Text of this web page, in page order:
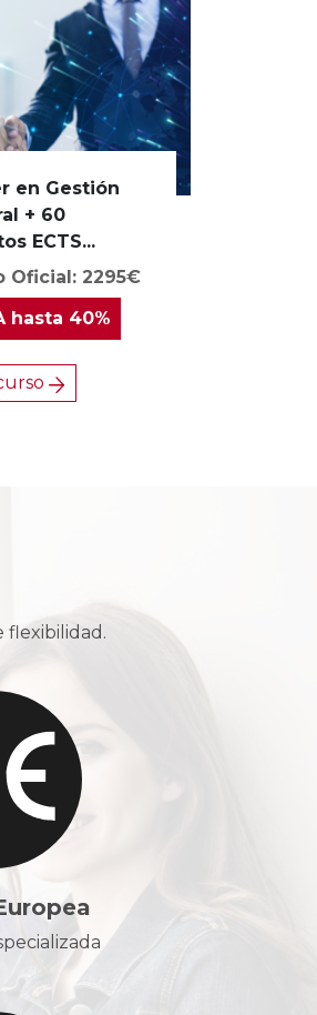
en Gestión
+ 60
ECTS...
Oficial: 2295€
hasta 40%
flexibilidad.